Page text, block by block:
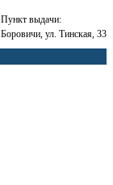
Пункт выдачи:
Боровичи, ул. Тинская, 33